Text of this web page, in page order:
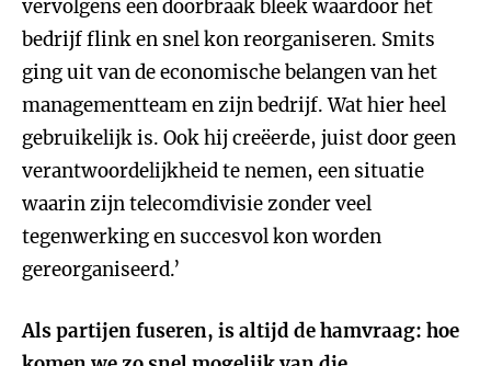
vervolgens een doorbraak bleek waardoor het
bedrijf flink en snel kon reorganiseren. Smits
ging uit van de economische belangen van het
managementteam en zijn bedrijf. Wat hier heel
gebruikelijk is. Ook hij creëerde, juist door geen
verantwoordelijkheid te nemen, een situatie
waarin zijn telecomdivisie zonder veel
tegenwerking en succesvol kon worden
gereorganiseerd.’
Als partijen fuseren, is altijd de hamvraag: hoe